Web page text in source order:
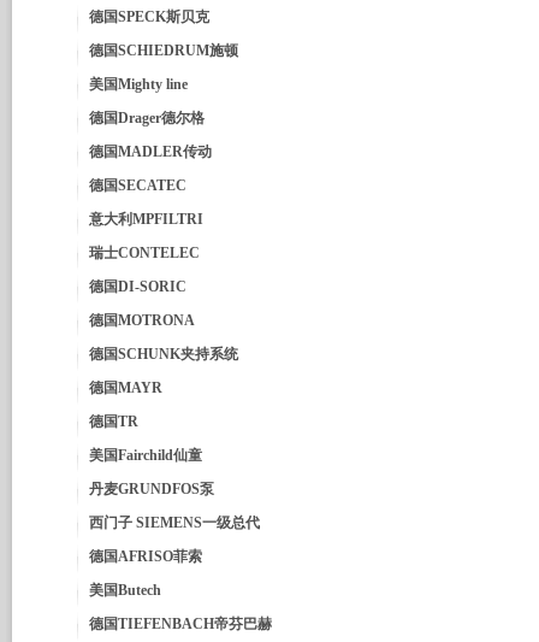
德国SPECK斯贝克
德国SCHIEDRUM施顿
美国Mighty line
德国Drager德尔格
德国MADLER传动
德国SECATEC
意大利MPFILTRI
瑞士CONTELEC
德国DI-SORIC
德国MOTRONA
德国SCHUNK夹持系统
德国MAYR
德国TR
美国Fairchild仙童
丹麦GRUNDFOS泵
西门子 SIEMENS一级总代
德国AFRISO菲索
美国Butech
德国TIEFENBACH帝芬巴赫